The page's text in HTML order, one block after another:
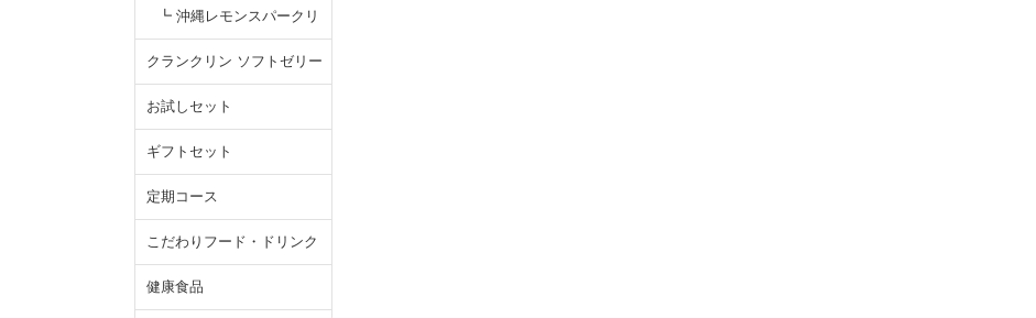
┗ 沖縄レモンスパークリ
ング
クランクリン ソフトゼリー
お試しセット
ギフトセット
定期コース
こだわりフード・ドリンク
健康食品